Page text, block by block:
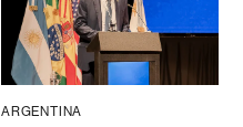
ARGENTINA